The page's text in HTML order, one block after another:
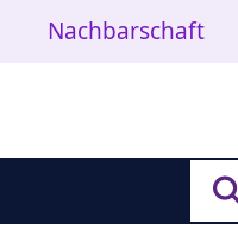
Nachbarschaft